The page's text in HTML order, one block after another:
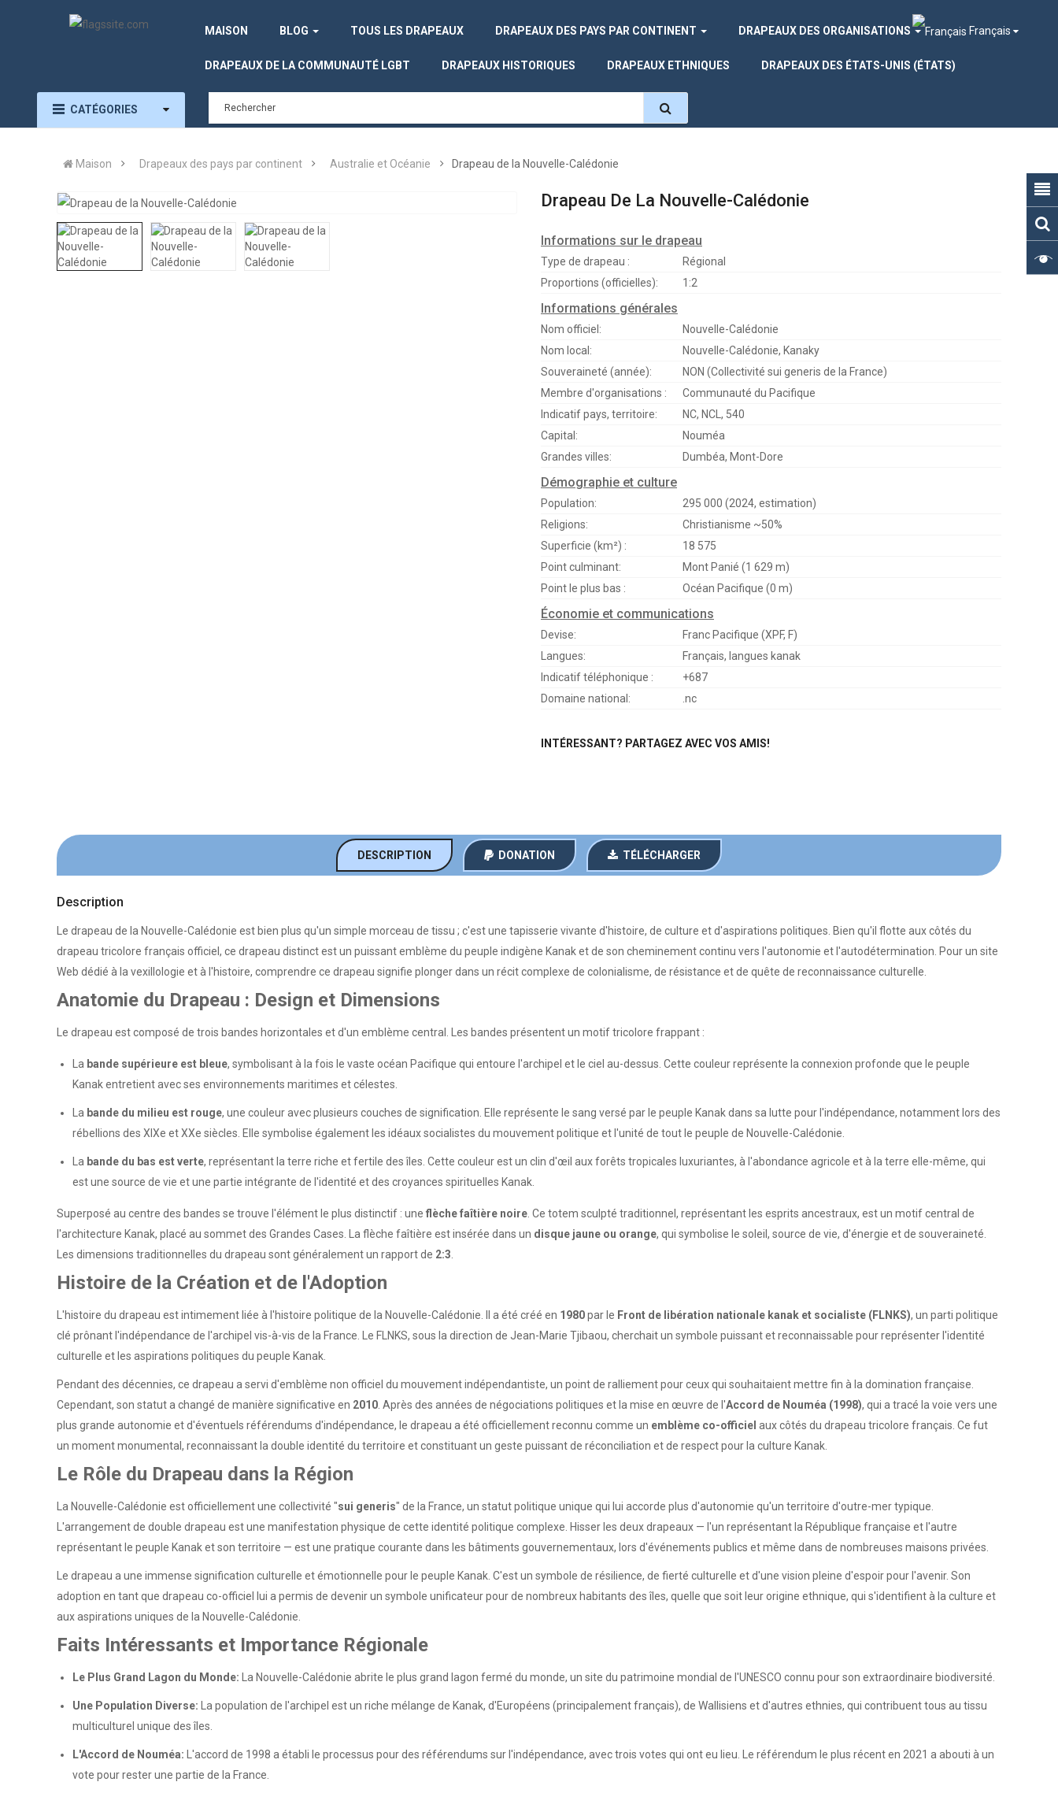
MAISON BLOG TOUS LES DRAPEAUX DRAPEAUX DES PAYS PAR CONTINENT DRAPEAUX DES ORGANISATIONS
DRAPEAUX DE LA COMMUNAUTÉ LGBT DRAPEAUX HISTORIQUES DRAPEAUX ETHNIQUES DRAPEAUX DES ÉTATS-UNIS (ÉTATS)
Français
CATÉGORIES
Maison Drapeaux des pays par continent Australie et Océanie Drapeau de la Nouvelle-Calédonie
Drapeau De La Nouvelle-Calédonie
Informations sur le drapeau
Type de drapeau :
Régional
Proportions (officielles):
1:2
Informations générales
Nom officiel:
Nouvelle-Calédonie
Nom local:
Nouvelle-Calédonie, Kanaky
Souveraineté (année):
NON (Collectivité sui generis de la France)
Membre d'organisations :
Communauté du Pacifique
Indicatif pays, territoire:
NC, NCL, 540
Capital:
Nouméa
Grandes villes:
Dumbéa, Mont-Dore
Démographie et culture
Population:
295 000 (2024, estimation)
Religions:
Christianisme ~50%
Superficie (km²) :
18 575
Point culminant:
Mont Panié (1 629 m)
Point le plus bas :
Océan Pacifique (0 m)
Économie et communications
Devise:
Franc Pacifique (XPF, F)
Langues:
Français, langues kanak
Indicatif téléphonique :
+687
Domaine national:
.nc
INTÉRESSANT? PARTAGEZ AVEC VOS AMIS!
DESCRIPTION DONATION TÉLÉCHARGER
Description
Le drapeau de la Nouvelle-Calédonie est bien plus qu'un simple morceau de tissu ; c'est une tapisserie vivante d'histoire, de culture et d'aspirations politiques. Bien qu'il flotte aux côtés du
drapeau tricolore français officiel, ce drapeau distinct est un puissant emblème du peuple indigène Kanak et de son cheminement continu vers l'autonomie et l'autodétermination. Pour un site
Web dédié à la vexillologie et à l'histoire, comprendre ce drapeau signifie plonger dans un récit complexe de colonialisme, de résistance et de quête de reconnaissance culturelle.
Anatomie du Drapeau : Design et Dimensions
Le drapeau est composé de trois bandes horizontales et d'un emblème central. Les bandes présentent un motif tricolore frappant :
La bande supérieure est bleue, symbolisant à la fois le vaste océan Pacifique qui entoure l'archipel et le ciel au-dessus. Cette couleur représente la connexion profonde que le peuple
Kanak entretient avec ses environnements maritimes et célestes.
La bande du milieu est rouge, une couleur avec plusieurs couches de signification. Elle représente le sang versé par le peuple Kanak dans sa lutte pour l'indépendance, notamment lors des
rébellions des XIXe et XXe siècles. Elle symbolise également les idéaux socialistes du mouvement politique et l'unité de tout le peuple de Nouvelle-Calédonie.
La bande du bas est verte, représentant la terre riche et fertile des îles. Cette couleur est un clin d'œil aux forêts tropicales luxuriantes, à l'abondance agricole et à la terre elle-même, qui
est une source de vie et une partie intégrante de l'identité et des croyances spirituelles Kanak.
Superposé au centre des bandes se trouve l'élément le plus distinctif : une flèche faîtière noire . Ce totem sculpté traditionnel, représentant les esprits ancestraux, est un motif central de
l'architecture Kanak, placé au sommet des Grandes Cases. La flèche faîtière est insérée dans un disque jaune ou orange, qui symbolise le soleil, source de vie, d'énergie et de souveraineté.
Les dimensions traditionnelles du drapeau sont généralement un rapport de 2:3
Histoire de la Création et de l'Adoption
L'histoire du drapeau est intimement liée à l'histoire politique de la Nouvelle-Calédonie. Il a été créé en 1980par le Front de libération nationale kanak et socialiste (FLNKS), un parti politique
clé prônant l'indépendance de l'archipel vis-à-vis de la France. Le FLNKS, sous la direction de Jean-Marie Tjibaou, cherchait un symbole puissant et reconnaissable pour représenter l'identité
culturelle et les aspirations politiques du peuple Kanak.
Pendant des décennies, ce drapeau a servi d'emblème non officiel du mouvement indépendantiste, un point de ralliement pour ceux qui souhaitaient mettre fin à la domination française.
Cependant, son statut a changé de manière significative en 2010 . Après des années de négociations politiques et la mise en œuvre de l'Accord de Nouméa (1998), qui a tracé la voie vers une
plus grande autonomie et d'éventuels référendums d'indépendance, le drapeau a été officiellement reconnu comme un emblème co-officiel aux côtés du drapeau tricolore français. Ce fut
un moment monumental, reconnaissant la double identité du territoire et constituant un geste puissant de réconciliation et de respect pour la culture Kanak.
Le Rôle du Drapeau dans la Région
La Nouvelle-Calédonie est officiellement une collectivité "sui generis" de la France, un statut politique unique qui lui accorde plus d'autonomie qu'un territoire d'outre-mer typique.
L'arrangement de double drapeau est une manifestation physique de cette identité politique complexe. Hisser les deux drapeaux — l'un représentant la République française et l'autre
représentant le peuple Kanak et son territoire — est une pratique courante dans les bâtiments gouvernementaux, lors d'événements publics et même dans de nombreuses maisons privées.
Le drapeau a une immense signification culturelle et émotionnelle pour le peuple Kanak. C'est un symbole de résilience, de fierté culturelle et d'une vision pleine d'espoir pour l'avenir. Son
adoption en tant que drapeau co-officiel lui a permis de devenir un symbole unificateur pour de nombreux habitants des îles, quelle que soit leur origine ethnique, qui s'identifient à la culture et
aux aspirations uniques de la Nouvelle-Calédonie.
Faits Intéressants et Importance Régionale
Le Plus Grand Lagon du Monde: La Nouvelle-Calédonie abrite le plus grand lagon fermé du monde, un site du patrimoine mondial de l'UNESCO connu pour son extraordinaire biodiversité.
Une Population Diverse: La population de l'archipel est un riche mélange de Kanak, d'Européens (principalement français), de Wallisiens et d'autres ethnies, qui contribuent tous au tissu
multiculturel unique des îles.
L'Accord de Nouméa: L'accord de 1998 a établi le processus pour des référendums sur l'indépendance, avec trois votes qui ont eu lieu. Le référendum le plus récent en 2021 a abouti à un
vote pour rester une partie de la France.